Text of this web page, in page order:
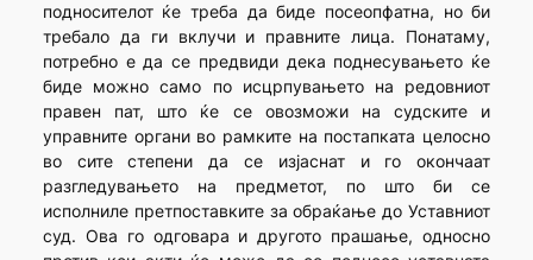
подносителот ќе треба да биде посеопфатна, но би
требало да ги вклучи и правните лица. Понатаму,
потребно е да се предвиди дека поднесувањето ќе
биде можно само по исцрпувањето на редовниот
правен пат, што ќе се овозможи на судските и
управните органи во рамките на постапката целосно
во сите степени да се изјаснат и го окончаат
разгледувањето на предметот, по што би се
исполниле претпоставките за обраќање до Уставниот
суд. Ова го одговара и другото прашање, односно